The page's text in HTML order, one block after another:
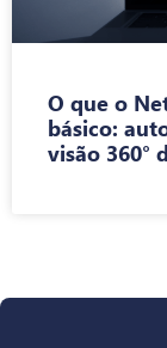
O que o
básico:
visão 360°